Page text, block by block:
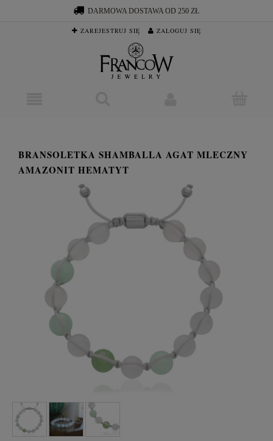
DARMOWA DOSTAWA OD 250 ZŁ
ZAREJESTRUJ SIĘ ZALOGUJ SIĘ
BRANSOLETKA SHAMBALLA AGAT MLECZNY
AMAZONIT HEMATYT